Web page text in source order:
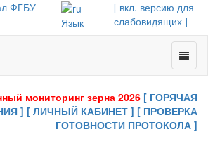
ФГБУ
Язык
[ вкл. версию для
слабовидящих ]
Toggle
мониторинг зерна 2026 [ ГОРЯЧАЯ
] [ ЛИЧНЫЙ КАБИНЕТ ] [ ПРОВЕРКА
ГОТОВНОСТИ ПРОТОКОЛА ]